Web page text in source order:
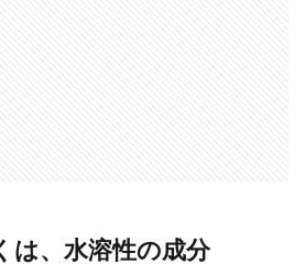
は、水溶性の成分